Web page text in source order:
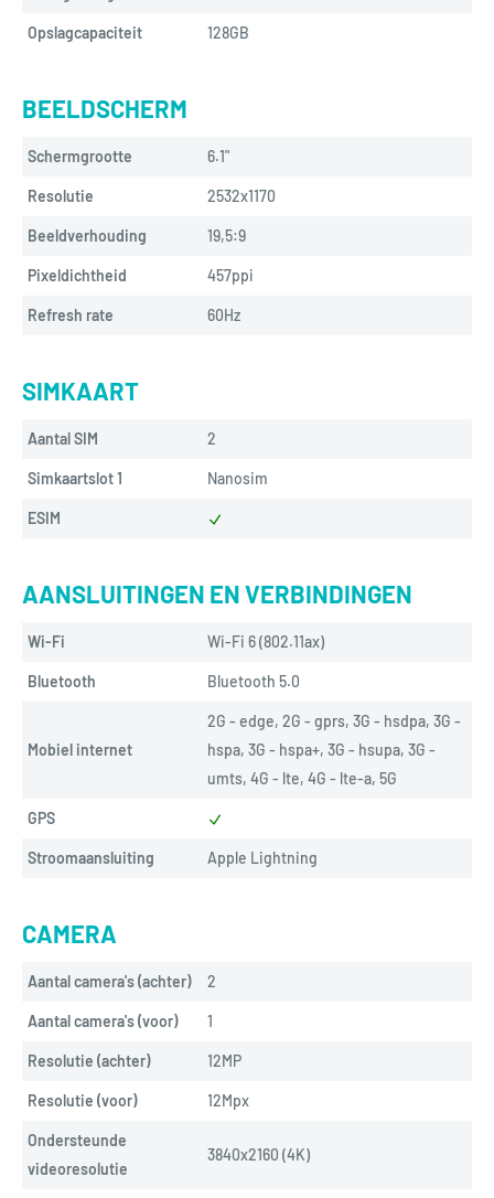
Opslagcapaciteit 128GB
BEELDSCHERM
Schermgrootte 6.1"
Resolutie 2532x1170
Beeldverhouding 19,5:9
Pixeldichtheid 457ppi
Refresh rate 60Hz
SIMKAART
Aantal SIM 2
Simkaartslot 1 Nanosim
ESIM
AANSLUITINGEN EN VERBINDINGEN
Wi-Fi Wi-Fi 6 (802.11ax)
Bluetooth Bluetooth 5.0
Mobiel internet
2G - edge, 2G - gprs, 3G - hsdpa, 3G -
hspa, 3G - hspa+, 3G - hsupa, 3G -
umts, 4G - lte, 4G - lte-a, 5G
GPS
Stroomaansluiting Apple Lightning
CAMERA
Aantal camera's (achter) 2
Aantal camera's (voor) 1
Resolutie (achter) 12MP
Resolutie (voor) 12Mpx
Ondersteunde
videoresolutie
3840x2160 (4K)